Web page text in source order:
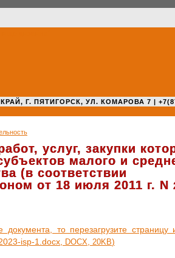
Г. ПЯТИГОРСК, УЛ. КОМАРОВА 7 |
услуг, закупки
малого и
(в соответствии
от 18 июля 2011 г. N
то пере­за­гру­зи­те стра­ни­цу
isp‑1.docx,
DOCX 20KB)